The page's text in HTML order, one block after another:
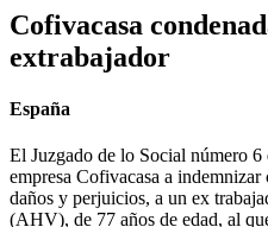
Cofivacasa
extrabajador
España
El Juzgado de lo Social número
empresa Cofivacasa a
daños y perjuicios, a un ex
(AHV), de 77 años de edad, al